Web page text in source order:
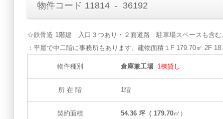
物件コード 11814 - 36192
☆鉄⾻造 1階建 ⼊⼝３つあり・２⾯道路 駐車場スペースも含む
：平屋で中⼆階に事務所もあります。建物面積１F 179.70㎡ 2F
物件種別 倉庫兼工場 1棟貸し
所 在 階 1階
契約面積 54.36 坪（ 179.70㎡）